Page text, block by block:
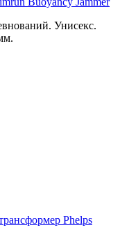
Унисекс.
Phelps